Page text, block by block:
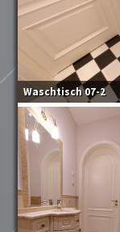
Waschtisch 07-2